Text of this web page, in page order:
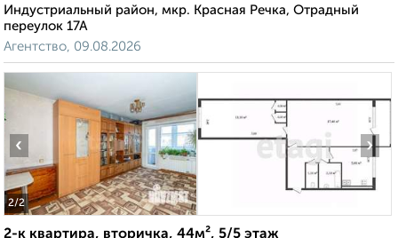
Индустриальный район, мкр. Красная Речка, Отрадный
переулок 17А
Агентство, 09.08.2026
2/2
‹ ›
2-к квартира, вторичка, 44м², 5/5 этаж